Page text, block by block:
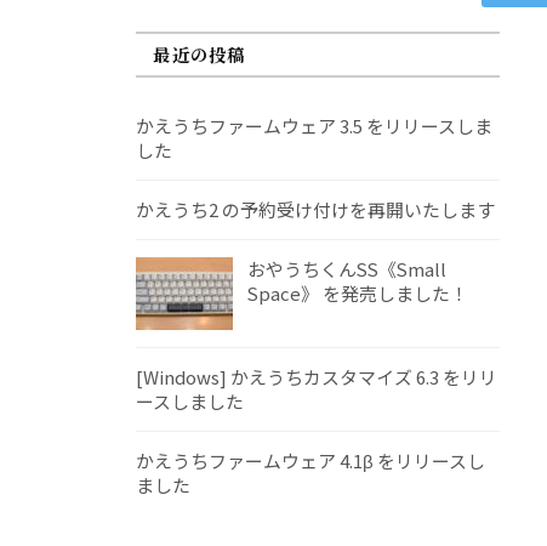
最近の投稿
かえうちファームウェア 3.5 をリリースしま
した
かえうち2 の予約受け付けを再開いたします
おやうちくんSS《Small
Space》 を発売しました！
[Windows] かえうちカスタマイズ 6.3 をリリ
ースしました
かえうちファームウェア 4.1β をリリースし
ました